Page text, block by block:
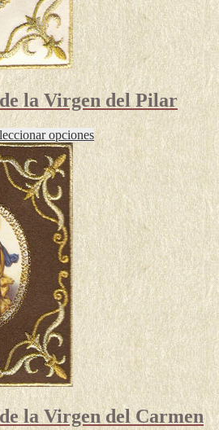
la Virgen del Pilar
€
€
opcionesEste
producto
tiene
múltiples
variantes.
Las
opciones
se
pueden
elegir
en
la
página
de
producto
la Virgen del Carmen